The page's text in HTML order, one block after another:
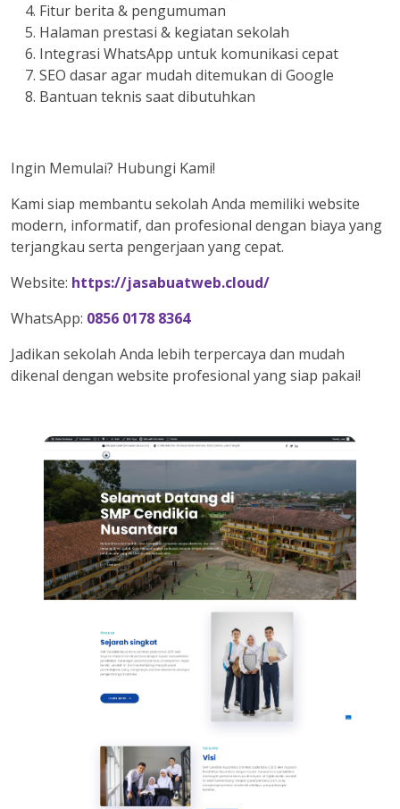
Fitur berita & pengumuman
Halaman prestasi & kegiatan sekolah
Integrasi WhatsApp untuk komunikasi cepat
SEO dasar agar mudah ditemukan di Google
Bantuan teknis saat dibutuhkan
Ingin Memulai? Hubungi Kami!
Kami siap membantu sekolah Anda memiliki website
modern, informatif, dan profesional dengan biaya yang
terjangkau serta pengerjaan yang cepat.
Website: https://jasabuatweb.cloud/
WhatsApp: 0856 0178 8364
Jadikan sekolah Anda lebih terpercaya dan mudah
dikenal dengan website profesional yang siap pakai!